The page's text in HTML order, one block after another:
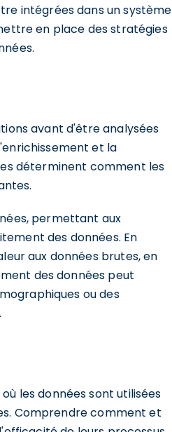
intégrées dans un système
en place des stratégies
avant d'être analysées
et la
déterminent comment les
permettant aux
des données. En
aux données brutes, en
des données peut
ou des
les données sont utilisées
Comprendre comment et